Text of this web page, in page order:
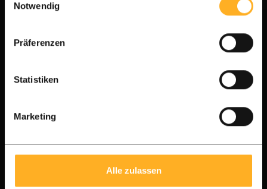
Notwendig
Präferenzen
Statistiken
Marketing
Alle zulassen